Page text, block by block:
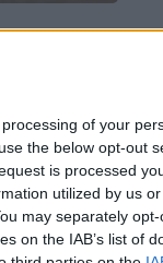
of your
the below opt-out
is processed
utilized by us
may separately
on the IAB’s list of
στην